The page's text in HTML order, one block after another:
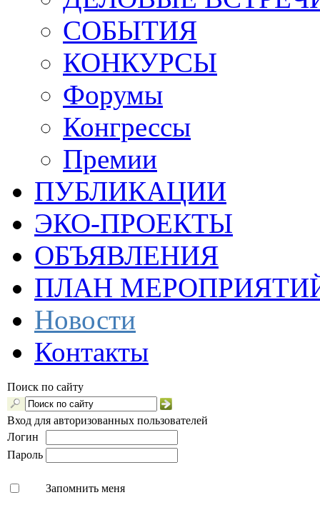
СОБЫТИЯ
КОНКУРСЫ
Форумы
Конгрессы
Премии
ПУБЛИКАЦИИ
ЭКО-ПРОЕКТЫ
ОБЪЯВЛЕНИЯ
ПЛАН
Новости
Контакты
Поиск по сайту
Вход для авторизованных пользователей
Логин
Пароль
Запомнить меня